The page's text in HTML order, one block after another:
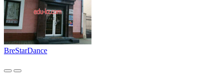
BreStarDance